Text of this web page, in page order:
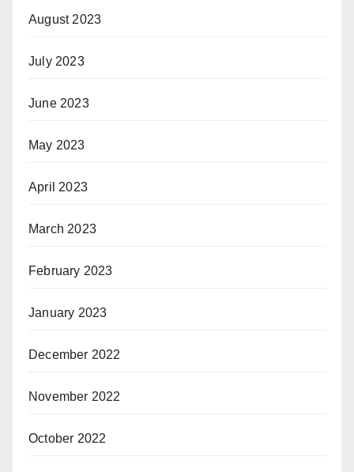
August 2023
July 2023
June 2023
May 2023
April 2023
March 2023
February 2023
January 2023
December 2022
November 2022
October 2022